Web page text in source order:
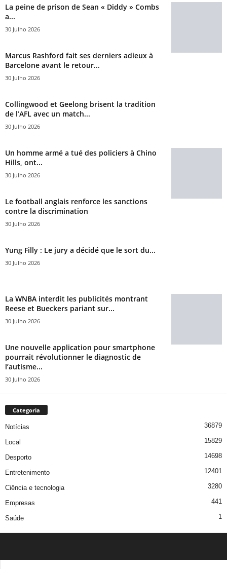
La peine de prison de Sean « Diddy » Combs
a...
30 Julho 2026
Marcus Rashford fait ses derniers adieux à
Barcelone avant le retour...
30 Julho 2026
Collingwood et Geelong brisent la tradition
de l’AFL avec un match...
30 Julho 2026
Un homme armé a tué des policiers à Chino
Hills, ont...
30 Julho 2026
Le football anglais renforce les sanctions
contre la discrimination
30 Julho 2026
Yung Filly : Le jury a décidé que le sort du...
30 Julho 2026
La WNBA interdit les publicités montrant
Reese et Bueckers pariant sur...
30 Julho 2026
Une nouvelle application pour smartphone
pourrait révolutionner le diagnostic de
l’autisme...
30 Julho 2026
Categoria
Notícias 36879
Local 15829
Desporto 14698
Entretenimento 12401
Ciência e tecnologia 3280
Empresas 441
Saúde 1